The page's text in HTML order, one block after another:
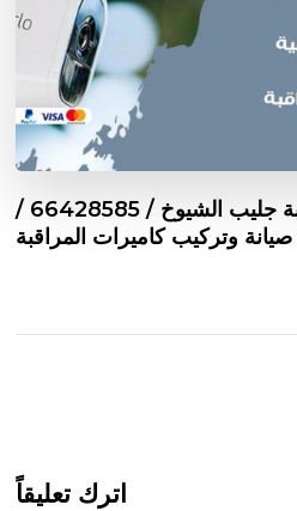
تركيب كاميرات مراقبة جليب الشيوخ / 66428585 /
وتركيب كاميرات المراقبة
اترك تعليقاً